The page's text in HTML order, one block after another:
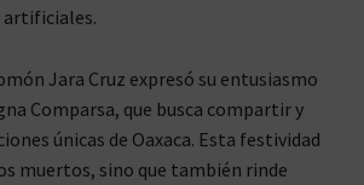
artificiales.
Jara Cruz expresó su entusiasmo
Comparsa, que busca compartir y
únicas de Oaxaca. Esta festividad
muertos, sino que también rinde